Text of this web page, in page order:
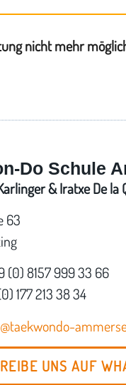
nicht mehr
Do Schule
& Iratxe De la
63
(0) 8157 999 33 66
177 213 38 34
UNS AUF